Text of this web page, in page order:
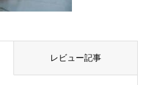
レビュー記事